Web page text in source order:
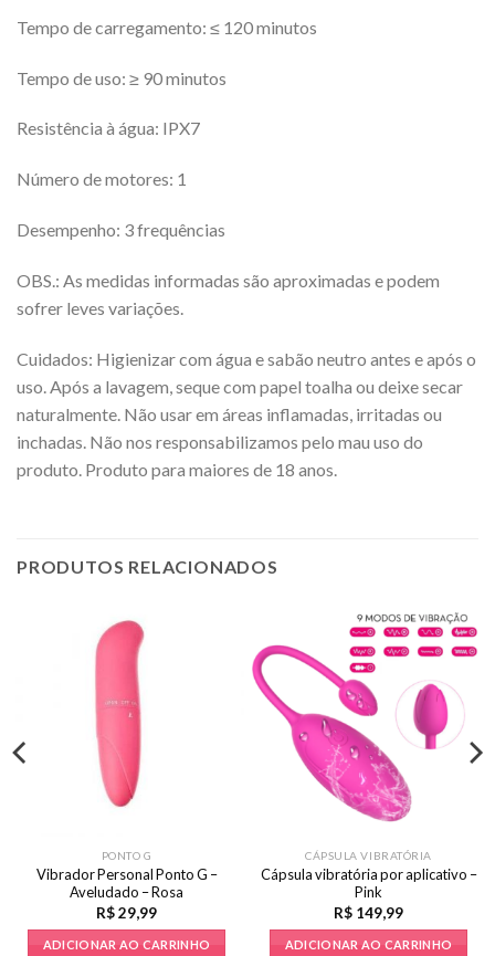
Tempo de carregamento: ≤ 120 minutos
Tempo de uso: ≥ 90 minutos
Resistência à água: IPX7
Número de motores: 1
Desempenho: 3 frequências
OBS.: As medidas informadas são aproximadas e podem
sofrer leves variações.
Cuidados: Higienizar com água e sabão neutro antes e após o
uso. Após a lavagem, seque com papel toalha ou deixe secar
naturalmente. Não usar em áreas inflamadas, irritadas ou
inchadas. Não nos responsabilizamos pelo mau uso do
produto. Produto para maiores de 18 anos.
PRODUTOS RELACIONADOS
PONTO G
Vibrador Personal Ponto G –
Aveludado – Rosa
R$29,99
ADICIONAR AO CARRINHO
CÁPSULA VIBRATÓRIA
Cápsula vibratória por aplicativo –
Pink
R$ 149,99
ADICIONAR AO CARRINHO